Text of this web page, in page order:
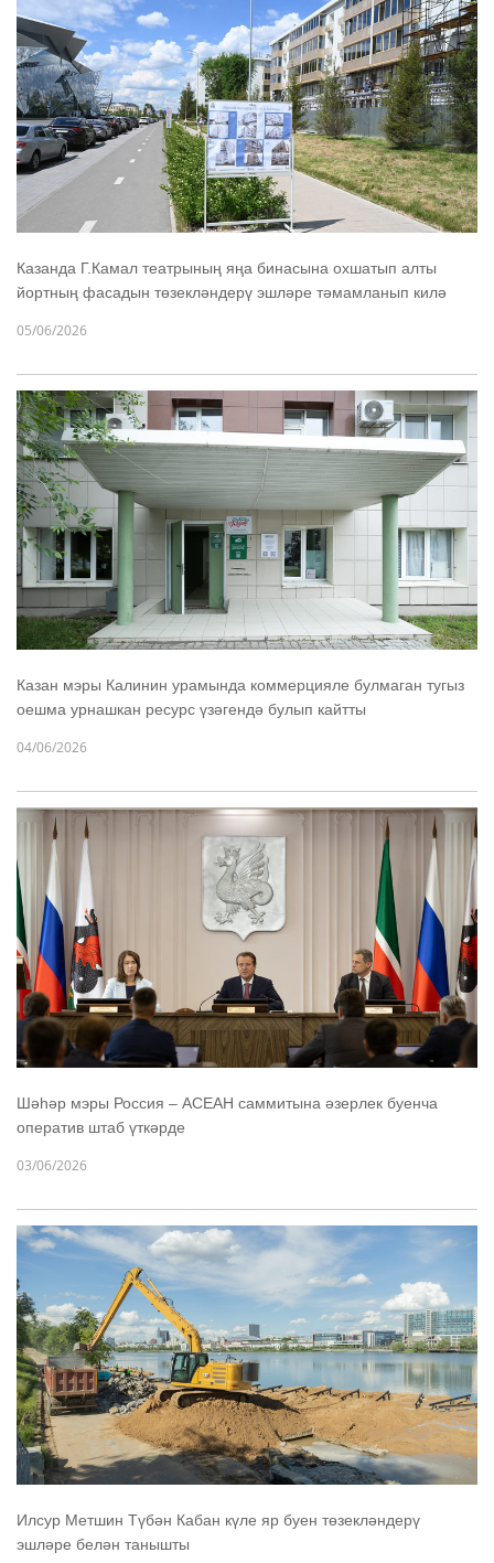
Казанда Г.Камал театрының яңа бинасына охшатып алты
йортның фасадын төзекләндерү эшләре тәмамланып килә
05/06/2026
Казан мэры Калинин урамында коммерцияле булмаган тугыз
оешма урнашкан ресурс үзәгендә булып кайтты
04/06/2026
Шәһәр мэры Россия – АСЕАН саммитына әзерлек буенча
оператив штаб үткәрде
03/06/2026
Илсур Метшин Түбән Кабан күле яр буен төзекләндерү
эшләре белән танышты